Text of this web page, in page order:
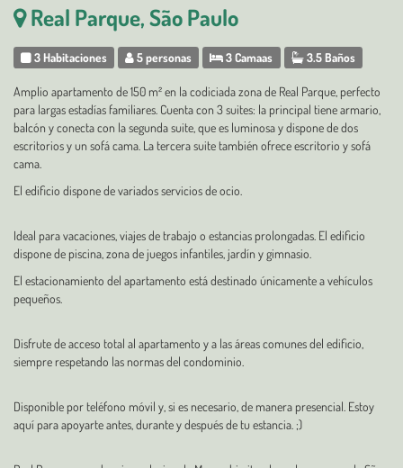
Real Parque, São Paulo
3 Habitaciones 5 personas 3 Camaas 3.5 Baños
Amplio apartamento de 150 m² en la codiciada zona de Real Parque, perfecto
para largas estadías familiares. Cuenta con 3 suites: la principal tiene armario,
balcón y conecta con la segunda suite, que es luminosa y dispone de dos
escritorios y un sofá cama. La tercera suite también ofrece escritorio y sofá
cama.
El edificio dispone de variados servicios de ocio.
Ideal para vacaciones, viajes de trabajo o estancias prolongadas. El edificio
dispone de piscina, zona de juegos infantiles, jardín y gimnasio.
El estacionamiento del apartamento está destinado únicamente a vehículos
pequeños.
Disfrute de acceso total al apartamento y a las áreas comunes del edificio,
siempre respetando las normas del condominio.
Disponible por teléfono móvil y, si es necesario, de manera presencial. Estoy
aquí para apoyarte antes, durante y después de tu estancia. ;)